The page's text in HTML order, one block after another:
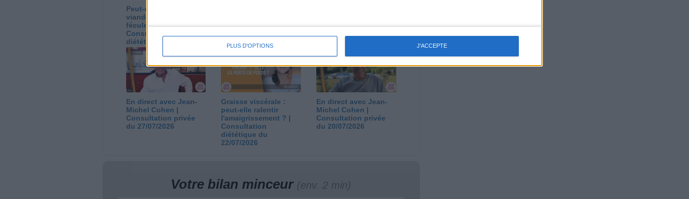
PLUS D'OPTIONS J'ACCEPTE
Peut-on remplacer la
viande par des
féculents ?
Consultation
diététique du
05/08/2026
copieux ?
diététique du
03/08/2026
stabilisation ? |
En direct avec Jean-
Michel Cohen |
Consultation privée
du 27/07/2026
Graisse viscérale :
peut-elle ralentir
l'amaigrissement ? |
Consultation
diététique du
22/07/2026
En direct avec Jean-
Michel Cohen |
Consultation privée
du 20/07/2026
Votre bilan minceur (env. 2 min)